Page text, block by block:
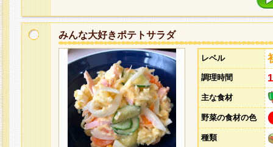
みんな大好きポテトサラダ
レベル
調理時間
主な食材
野菜の食材の色
種類